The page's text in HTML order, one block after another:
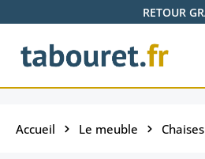
Passer au contenu principalRETOUR
Accueil Le meuble